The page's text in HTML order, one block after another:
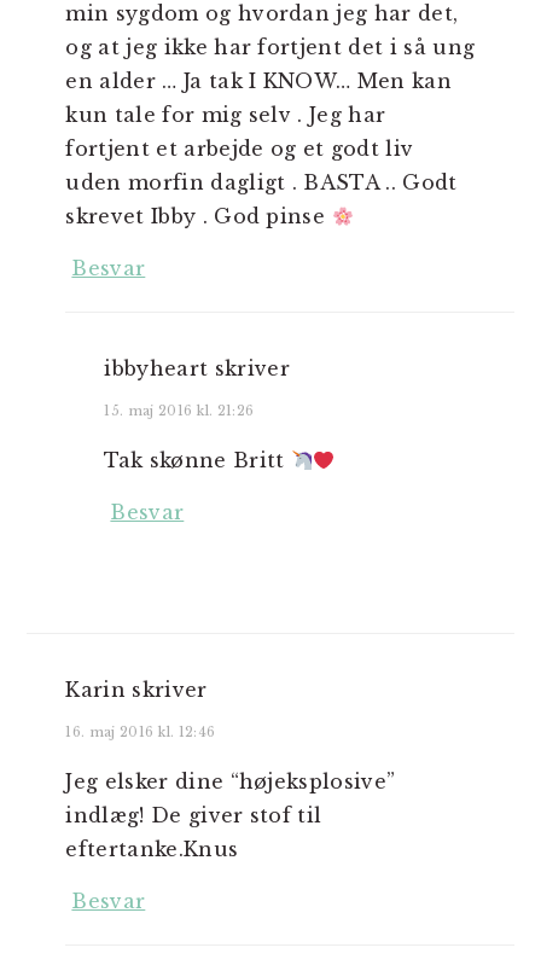
min sygdom og hvordan jeg har det,
og at jeg ikke har fortjent det i så ung
en alder … Ja tak I KNOW… Men kan
kun tale for mig selv . Jeg har
fortjent et arbejde og et godt liv
uden morfin dagligt . BASTA .. Godt
skrevet Ibby . God pinse
Besvar
ibbyheart skriver
15. maj 2016 kl. 21:26
Tak skønne Britt
Besvar
Karin skriver
16. maj 2016 kl. 12:46
Jeg elsker dine “højeksplosive”
indlæg! De giver stof til
eftertanke.Knus
Besvar